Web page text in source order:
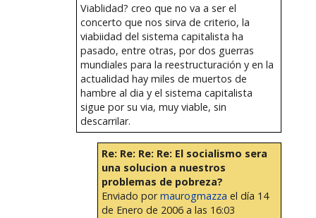
Viablidad? creo que no va a ser el
concerto que nos sirva de criterio, la
viabiidad del sistema capitalista ha
pasado, entre otras, por dos guerras
mundiales para la reestructuración y en la
actualidad hay miles de muertos de
hambre al dia y el sistema capitalista
sigue por su via, muy viable, sin
descarrilar.
Re: Re: Re: Re: El socialismo sera
una solucion a nuestros
problemas de pobreza?
Enviado pormaurogmazza el día 14
de Enero de 2006 a las 16:03